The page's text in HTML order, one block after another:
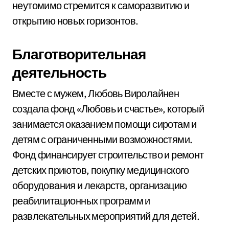
неутомимо стремится к саморазвитию и
открытию новых горизонтов.
Благотворительная
деятельность
Вместе с мужем, Любовь Виролайнен
создала фонд «Любовь и счастье», который
занимается оказанием помощи сиротам и
детям с ограниченными возможностями.
Фонд финансирует строительство и ремонт
детских приютов, покупку медицинского
оборудования и лекарств, организацию
реабилитационных программ и
развлекательных мероприятий для детей.